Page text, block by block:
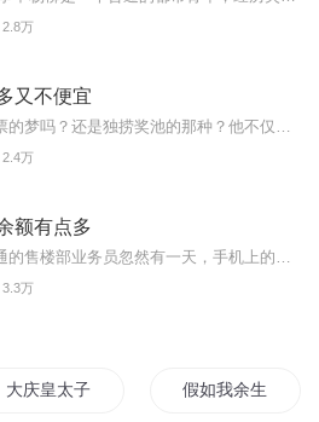
2.8万
又不便宜
2.4万
额有点多
3.3万
大庆皇太子 假如我余生有你